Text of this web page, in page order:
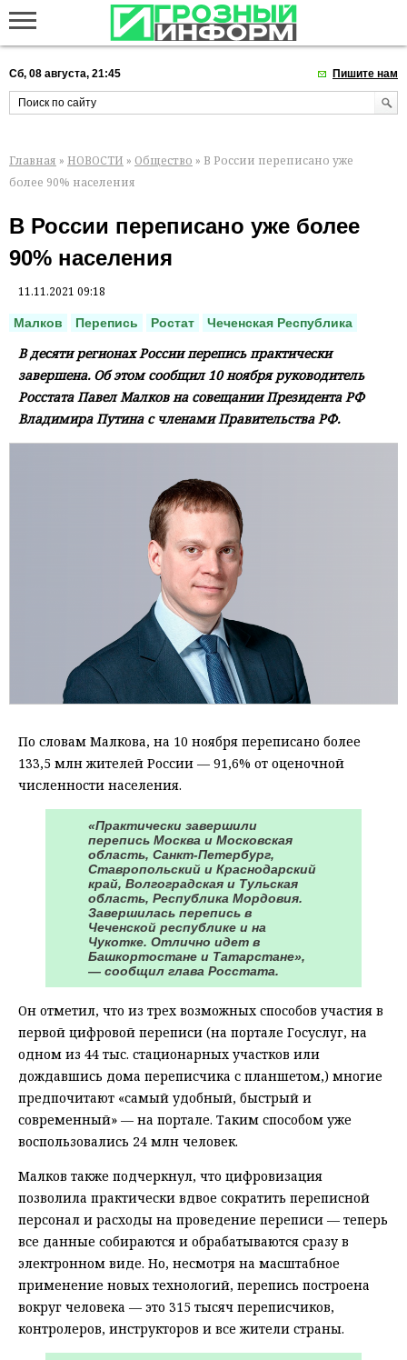
Сб, 08 августа, 21:45 Пишите нам
Главная » НОВОСТИ » Общество » В России переписано уже
более 90% населения
В России переписано уже более
90% населения
11.11.2021 09:18
Малков Перепись Ростат Чеченская Республика
В десяти регионах России перепись практически
завершена. Об этом сообщил 10 ноября руководитель
Росстата Павел Малков на совещании Президента РФ
Владимира Путина с членами Правительства РФ.
По словам Малкова, на 10 ноября переписано более
133,5 млн жителей России — 91,6% от оценочной
численности населения.
«Практически завершили
перепись Москва и Московская
область, Санкт-Петербург,
Ставропольский и Краснодарский
край, Волгоградская и Тульская
область, Республика Мордовия.
Завершилась перепись в
Чеченской республике и на
Чукотке. Отлично идет в
Башкортостане и Татарстане»,
— сообщил глава Росстата.
Он отметил, что из трех возможных способов участия в
первой цифровой переписи (на портале Госуслуг, на
одном из 44 тыс. стационарных участков или
дождавшись дома переписчика с планшетом,) многие
предпочитают «самый удобный, быстрый и
современный» — на портале. Таким способом уже
воспользовались 24 млн человек.
Малков также подчеркнул, что цифровизация
позволила практически вдвое сократить переписной
персонал и расходы на проведение переписи — теперь
все данные собираются и обрабатываются сразу в
электронном виде. Но, несмотря на масштабное
применение новых технологий, перепись построена
вокруг человека — это 315 тысяч переписчиков,
контролеров, инструкторов и все жители страны.